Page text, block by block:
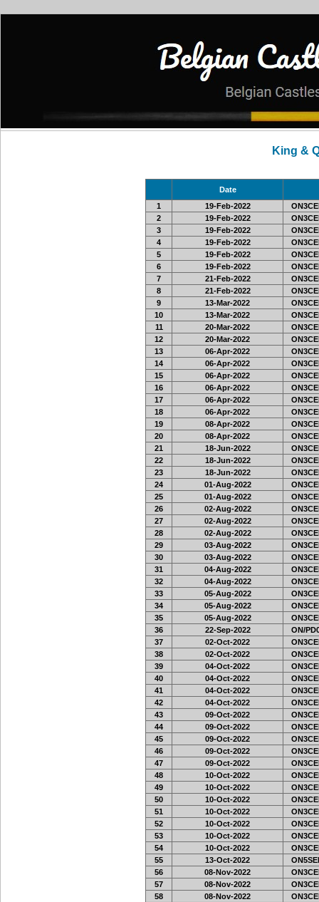
King &
Date
1
19-Feb-2022
2
19-Feb-2022
3
19-Feb-2022
4
19-Feb-2022
5
19-Feb-2022
6
19-Feb-2022
7
21-Feb-2022
8
21-Feb-2022
9
13-Mar-2022
10
13-Mar-2022
11
20-Mar-2022
12
20-Mar-2022
13
06-Apr-2022
14
06-Apr-2022
15
06-Apr-2022
16
06-Apr-2022
17
06-Apr-2022
18
06-Apr-2022
19
08-Apr-2022
20
08-Apr-2022
21
18-Jun-2022
22
18-Jun-2022
23
18-Jun-2022
24
01-Aug-2022
25
01-Aug-2022
26
02-Aug-2022
27
02-Aug-2022
28
02-Aug-2022
29
03-Aug-2022
30
03-Aug-2022
31
04-Aug-2022
32
04-Aug-2022
33
05-Aug-2022
34
05-Aug-2022
35
05-Aug-2022
36
22-Sep-2022
ON/
37
02-Oct-2022
38
02-Oct-2022
39
04-Oct-2022
40
04-Oct-2022
41
04-Oct-2022
42
04-Oct-2022
43
09-Oct-2022
44
09-Oct-2022
45
09-Oct-2022
46
09-Oct-2022
47
09-Oct-2022
48
10-Oct-2022
49
10-Oct-2022
50
10-Oct-2022
51
10-Oct-2022
52
10-Oct-2022
53
10-Oct-2022
54
10-Oct-2022
55
13-Oct-2022
56
08-Nov-2022
57
08-Nov-2022
58
08-Nov-2022